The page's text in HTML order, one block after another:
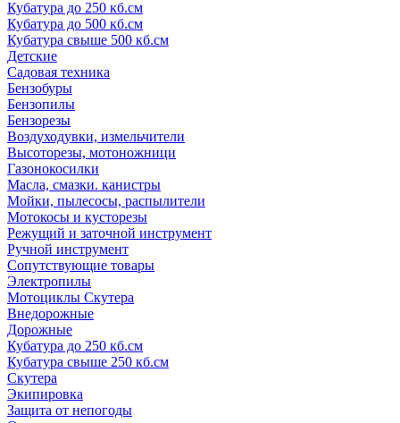
Кубатура до 250 кб.см
Кубатура до 500 кб.см
Кубатура свыше 500 кб.см
Детские
Садовая техника
Бензобуры
Бензопилы
Бензорезы
Воздуходувки, измельчители
Высоторезы, мотоножници
Газонокосилки
Масла, смазки. канистры
Мойки, пылесосы, распылители
Мотокосы и кусторезы
Режущий и заточной инструмент
Ручной инструмент
Сопутствующие товары
Электропилы
Мотоциклы Скутера
Внедорожные
Дорожные
Кубатура до 250 кб.см
Кубатура свыше 250 кб.см
Скутера
Экипировка
Защита от непогоды